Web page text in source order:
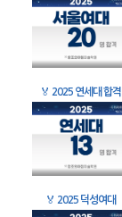
🏅 2025 연세대 합격
🏅 2025 덕성여대